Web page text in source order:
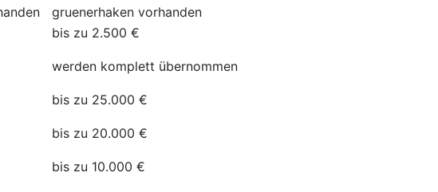
gruenerhaken vorhanden
bis zu 2.500 €
werden komplett übernommen
bis zu 25.000 €
bis zu 20.000 €
bis zu 10.000 €